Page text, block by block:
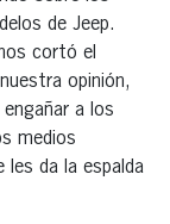
de Jeep.
cortó el
opinión,
a los
medios
les da la espalda